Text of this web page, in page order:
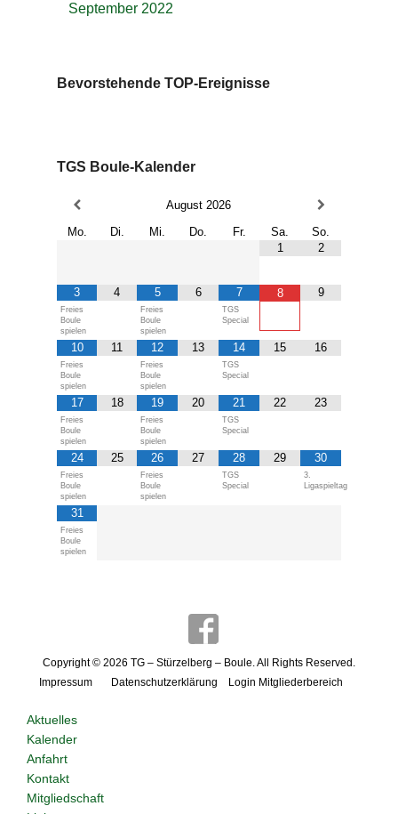
September 2022
Bevorstehende TOP-Ereignisse
TGS Boule-Kalender
August 2026
Mo.
Di. Mi. Do. Fr. Sa.
So.
1
2
3
Freies
Boule
spielen
4 5
Freies
Boule
spielen
6 7
TGS
Special
8 9
10
Freies
Boule
spielen
11 12
Freies
Boule
spielen
13 14
TGS
Special
15 16
17
Freies
Boule
spielen
18 19
Freies
Boule
spielen
20 21
TGS
Special
22 23
24
Freies
Boule
spielen
25 26
Freies
Boule
spielen
27 28
TGS
Special
29 30
3.
Ligaspieltag
31
Freies
Boule
spielen
Copyright © 2026 TG – Stürzelberg – Boule. All Rights Reserved.
Impressum
Datenschutzerklärung Login Mitgliederbereich
Aktuelles
Kalender
Anfahrt
Kontakt
Mitgliedschaft